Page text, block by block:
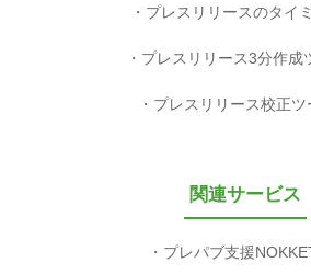
プレスリリースのタイ
プレスリリース3分作成
プレスリリース校正ツ
関連サービス
プレパブ支援